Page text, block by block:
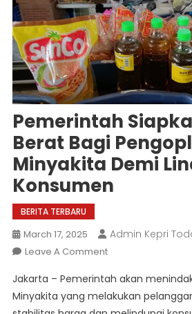
Pemerintah
Berat Bagi
Minyakita Demi
Konsumen
BERITA TERBARU
March 17, 2025 Admin Kepri
Leave A CommentOn
Siapkan
Sanksi
Jakarta – Pemerintah akan
Minyakita yang melakukan